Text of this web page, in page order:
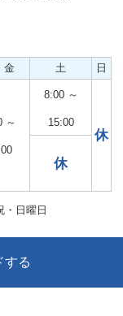
金 土 日
～
8:00 ～
15:00
休
休
・日曜日
する